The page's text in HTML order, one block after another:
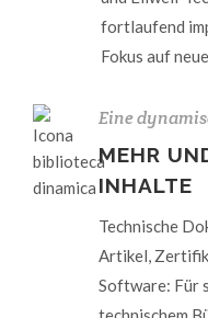
fortlaufend
Fokus auf
Eine
MEHR
INHALTE
Technische
Artikel,
Software: Für